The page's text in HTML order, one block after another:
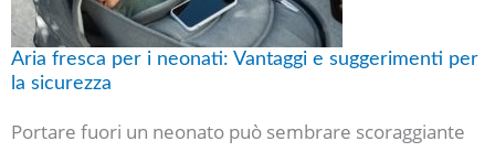
Aria fresca per i neonati: Vantaggi e suggerimenti per
la sicurezza
Portare fuori un neonato può sembrare scoraggiante